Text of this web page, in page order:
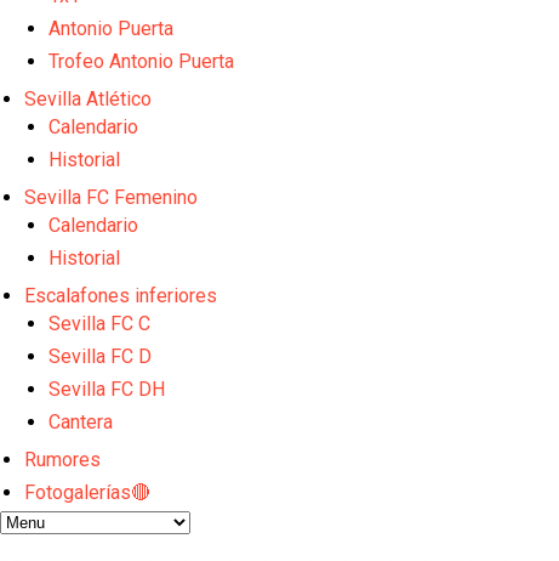
Opinión | "Carta abierta a Alberto Flores" por Rafa
El Sevilla oficializa el traspaso de Sow
Diomande ya es madridista mientras Rodri agita el
Antonio Puerta
Trofeo Antonio Puerta
Sevilla Atlético
Calendario
Historial
Sevilla FC Femenino
Calendario
Historial
Escalafones inferiores
Sevilla FC C
Sevilla FC D
Sevilla FC DH
Cantera
Rumores
Fotogalerías🔴